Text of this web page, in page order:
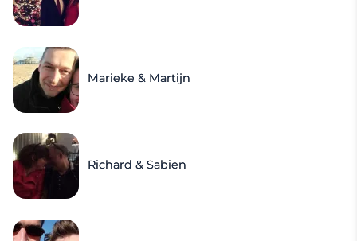
Marieke & Martijn
Richard & Sabien